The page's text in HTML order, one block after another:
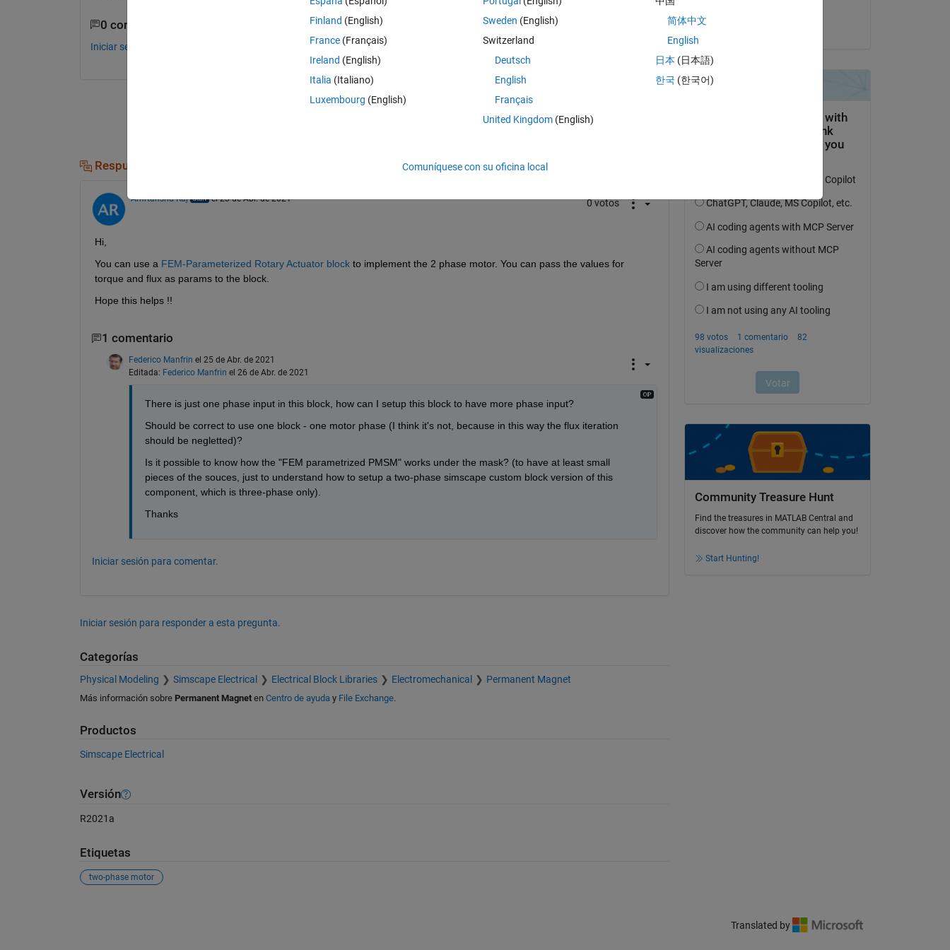
0 comentarios
Iniciar sesión para comentar.
Iniciar sesión para responder a esta pregunta.
Respuestas (1)
Amrtanshu Raj el 23 de Abr. de 2021 0 votos
Hi,
You can use a FEM-Parameterized Rotary Actuator block to implement the 2 phase motor. You can pass the values for
torque and flux as params to the block.
Hope this helps !!
1 comentario
Federico Manfrin el 25 de Abr. de 2021
Editada: Federico Manfrin el 26 de Abr. de 2021
There is just one phase input in this block, how can I setup this block to have more phase input?
Should be correct to use one block - one motor phase (I think it's not, because in this way the flux iteration
should be negletted)?
Is it possible to know how the "FEM parametrized PMSM" works under the mask? (to have at least small
pieces of the souces, just to understand how to setup a two-phase simscape custom block version of this
component, which is three-phase only).
Thanks
Iniciar sesión para comentar.
Iniciar sesión para responder a esta pregunta.
Categorías
Physical Modeling Simscape Electrical Electrical Block Libraries Electromechanical Permanent Magnet
Más información sobre Permanent Magneten Centro de ayuday File Exchange.
Productos
Simscape Electrical
Versión
R2021a
Etiquetas
two-phase motor
el 26 de Abr. de 2021
Community Treasure Hunt
Find the treasures in MATLAB Central and
discover how the community can help you!
Start Hunting!
Translated by
Finland (English)
France (Français)
Ireland (English)
Italia (Italiano)
Luxembourg (English)
Sweden (English)
Switzerland
Deutsch
English
Français
United Kingdom(English)
简体中文
English
日本 (日本語)
한국 (한국어)
Comuníquese con su oficina local